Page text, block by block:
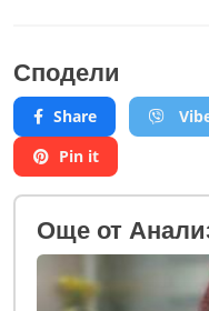
Сподели
Share
Pin it
Oще от